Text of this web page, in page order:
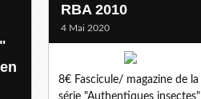
RBA 2010
4 Mai 2020
8€ Fascicule/ magazine de la
série "Authentiques insectes"